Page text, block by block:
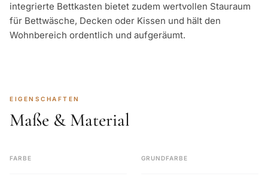
integrierte Bettkasten bietet zudem wertvollen Stauraum
für Bettwäsche, Decken oder Kissen und hält den
Wohnbereich ordentlich und aufgeräumt.
EIGENSCHAFTEN
Maße & Material
FARBE GRUNDFARBE